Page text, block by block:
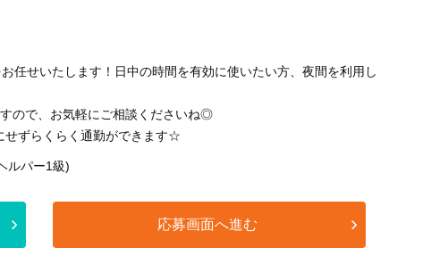
任せいたします！日中の時間を有効に使いたい方、夜間を利用し
ので、お気軽にご相談くださいね◎
せずらくらく通勤ができます☆
ルパー1級)
応募画面へ進む